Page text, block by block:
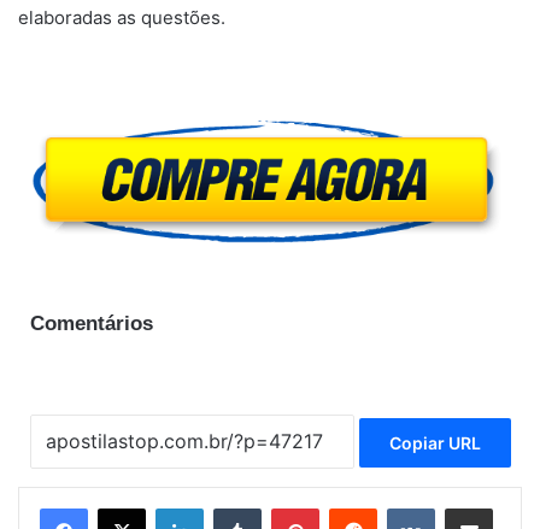
elaboradas as questões.
Comentários
Copiar URL
LinkedinTumblr PinterestReddit VK Compartilhar via e-mail